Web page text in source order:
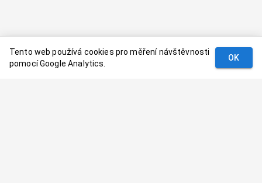
Tento web používá cookies pro měření návštěvnosti
pomocí Google Analytics.
OK